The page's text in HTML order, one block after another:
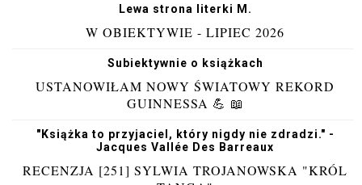
Lewa strona literki M.
W OBIEKTYWIE - LIPIEC 2026
Subiektywnie o książkach
USTANOWIŁAM NOWY ŚWIATOWY REKORD
GUINNESSA 💪 📖
"Książka to przyjaciel, który nigdy nie zdradzi." -
Jacques Vallée Des Barreaux
RECENZJA [251] SYLWIA TROJANOWSKA "KRÓL